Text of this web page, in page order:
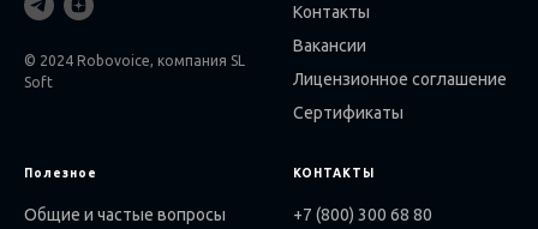
© 2024 Robovoice, компания SL
Soft
Контакты
Вакансии
Лицензионное соглашение
Сертификаты
Полезное
Общие и частые вопросы
КОНТАКТЫ
+7 (800) 300 68 80